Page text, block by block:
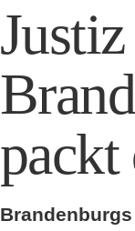
packt